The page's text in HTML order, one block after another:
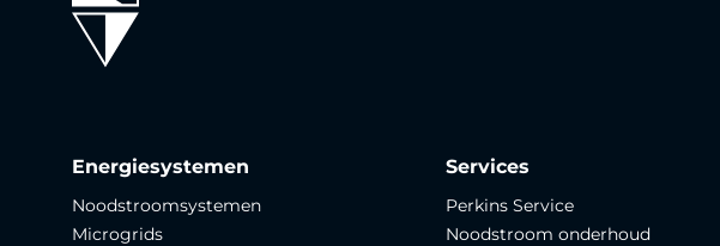
Energiesystemen
Noodstroomsystemen
Microgrids
Services
Perkins Service
Noodstroom onderhoud